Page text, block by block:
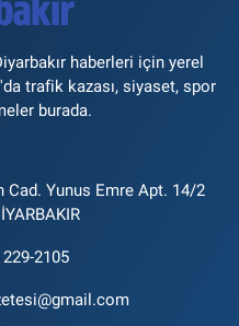
haberleri için yerel
trafik kazası, siyaset, spor
burada.
Cad. Yunus Emre Apt. 14/2
2105